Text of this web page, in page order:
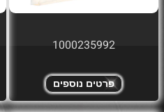
1000235992
פרטים נוספים